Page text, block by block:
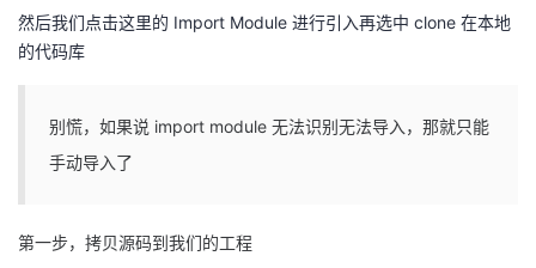
然后我们点击这里的 Import Module 进行引入再选中 clone 在本地
的代码库
别慌，如果说 import module 无法识别无法导入，那就只能
手动导入了
第一步，拷贝源码到我们的工程